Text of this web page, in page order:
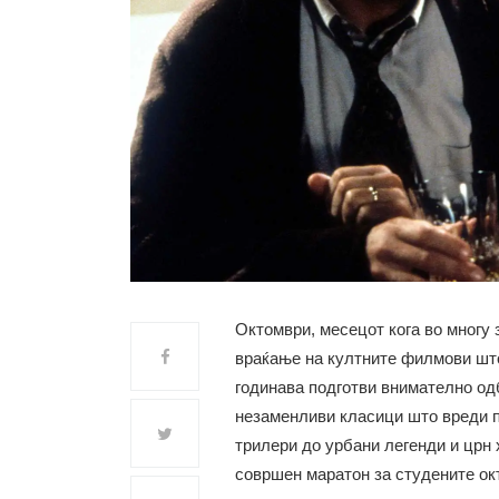
Октомври, месецот кога во многу
враќање на култните филмови
годинава подготви внимателно
незаменливи класици што вреди
трилери до урбани легенди и
совршен маратон за студените